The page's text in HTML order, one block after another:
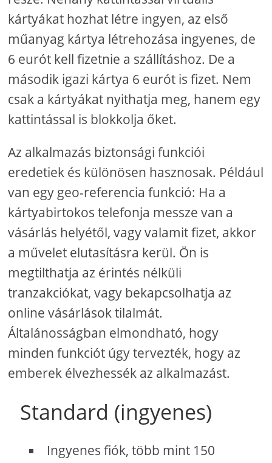
kártyákat hozhat létre ingyen, az első
műanyag kártya létrehozása ingyenes, de
6 eurót kell fizetnie a szállításhoz. De a
második igazi kártya 6 eurót is fizet. Nem
csak a kártyákat nyithatja meg, hanem egy
kattintással is blokkolja őket.
Az alkalmazás biztonsági funkciói
eredetiek és különösen hasznosak. Például
van egy geo-referencia funkció: Ha a
kártyabirtokos telefonja messze van a
vásárlás helyétől, vagy valamit fizet, akkor
a művelet elutasításra kerül. Ön is
megtilthatja az érintés nélküli
tranzakciókat, vagy bekapcsolhatja az
online vásárlások tilalmát.
Általánosságban elmondható, hogy
minden funkciót úgy tervezték, hogy az
emberek élvezhessék az alkalmazást.
Standard (ingyenes)
Ingyenes fiók, több mint 150